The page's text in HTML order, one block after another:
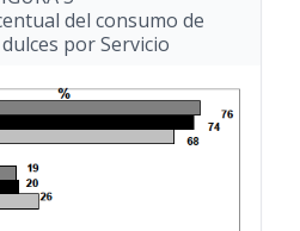
del consumo de
por Servicio